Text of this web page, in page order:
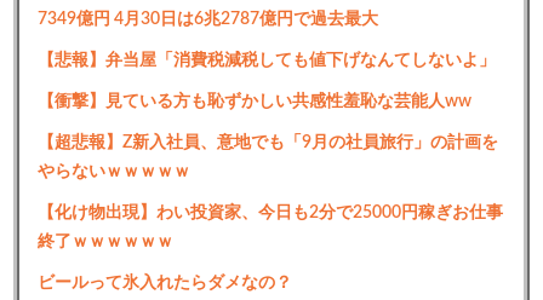
7349億円 4月30日は6兆2787億円で過去最大
【悲報】弁当屋「消費税減税しても値下げなんてしないよ」
【衝撃】見ている方も恥ずかしい共感性羞恥な芸能人ww
【超悲報】Z新入社員、意地でも「9月の社員旅行」の計画を
やらないｗｗｗｗｗ
【化け物出現】わい投資家、今日も2分で25000円稼ぎお仕事
終了ｗｗｗｗｗｗ
ビールって氷入れたらダメなの？